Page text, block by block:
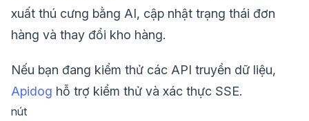
xuất thú cưng bằng AI, cập nhật trạng thái đơn
hàng và thay đổi kho hàng.
Nếu bạn đang kiểm thử các API truyền dữ liệu,
Apidog hỗ trợ kiểm thử và xác thực SSE.
nút